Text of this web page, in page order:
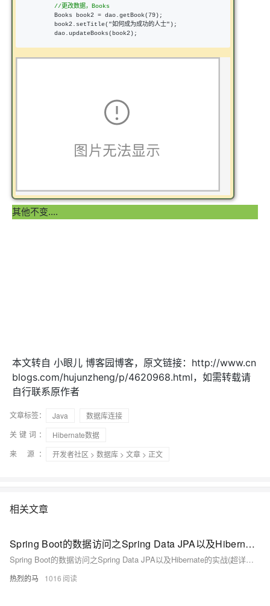
//更改数据，Books
        Books book2 = dao.getBook(79
);
        book2.setTitle(
"如何成为成功的人士" );
        dao.updateBooks(book2);
其他不变....
本文转自 小眼儿 博客园博客，原文链接：http://www.cn
blogs.com/hujunzheng/p/4620968.html，如需转载请
自行联系原作者
文章标签： Java
数据库连接
关键词：
Hibernate数据
来 源：
开发者社区 > 数据库 > 文章 > 正文
相关文章
Spring Boot的数据访问之Spring Data JPA以及Hibernate的实战(超详细 附源码）
Spring Boot的数据访问之Spring Data JPA以及Hibernate的实战(超详细 附源码）
热烈的马 1016